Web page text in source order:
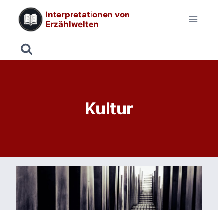
Inhalt
springen
Interpretationen von
Erzählwelten
Kultur